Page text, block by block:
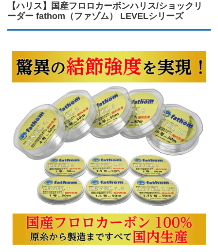
【ハリス】国産フロロカーボンハリス/ショックリ
ーダー fathom（ファゾム） LEVELシリーズ